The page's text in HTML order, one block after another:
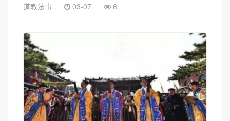
道教法事
03-07 6